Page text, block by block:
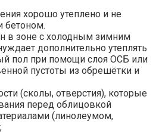
хорошо утеплено и не
бетоном.
в зоне с холодным зимним
дополнительно утеплять
пол при помощи слоя ОСБ или
пустоты из обрешётки и
(сколы, отверстия), которые
перед облицовкой
(линолеумом,